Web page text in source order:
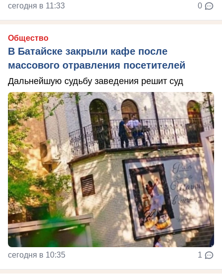
сегодня в 11:33 0
Общество
В Батайске закрыли кафе после
массового отравления посетителей
Дальнейшую судьбу заведения решит суд
сегодня в 10:35 1